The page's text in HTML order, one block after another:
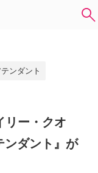
ンダント
リー・クオ
ンダント』が